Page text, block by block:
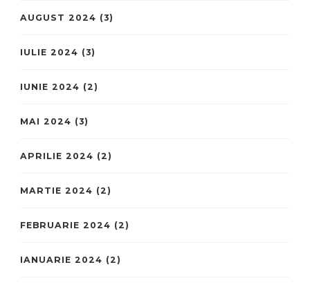
AUGUST 2024 (3)
IULIE 2024 (3)
IUNIE 2024 (2)
MAI 2024 (3)
APRILIE 2024 (2)
MARTIE 2024 (2)
FEBRUARIE 2024 (2)
IANUARIE 2024 (2)